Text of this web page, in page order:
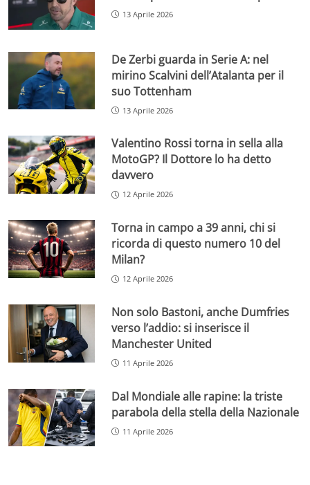
13 Aprile 2026
De Zerbi guarda in Serie A: nel
mirino Scalvini dell’Atalanta per il
suo Tottenham
13 Aprile 2026
Valentino Rossi torna in sella alla
MotoGP? Il Dottore lo ha detto
davvero
12 Aprile 2026
Torna in campo a 39 anni, chi si
ricorda di questo numero 10 del
Milan?
12 Aprile 2026
Non solo Bastoni, anche Dumfries
verso l’addio: si inserisce il
Manchester United
11 Aprile 2026
Dal Mondiale alle rapine: la triste
parabola della stella della Nazionale
11 Aprile 2026